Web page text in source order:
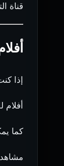
قناة
إذا
أفلام
كما